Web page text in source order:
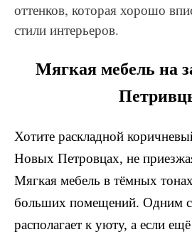
оттенков, которая хорошо
стили интерьеров.
Мягкая мебель на
Хотите раскладной
Новых Петровцах, не
Мягкая мебель в тёмных
больших помещений. Одним
располагает к уюту, а если